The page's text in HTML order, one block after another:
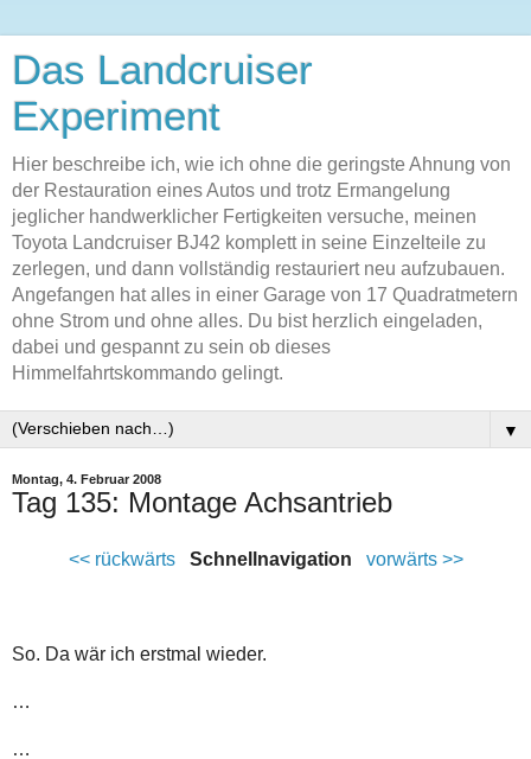
Das Landcruiser
Experiment
Hier beschreibe ich, wie ich ohne die geringste Ahnung von
der Restauration eines Autos und trotz Ermangelung
jeglicher handwerklicher Fertigkeiten versuche, meinen
Toyota Landcruiser BJ42 komplett in seine Einzelteile zu
zerlegen, und dann vollständig restauriert neu aufzubauen.
Angefangen hat alles in einer Garage von 17 Quadratmetern
ohne Strom und ohne alles. Du bist herzlich eingeladen,
dabei und gespannt zu sein ob dieses
Himmelfahrtskommando gelingt.
▼
Montag, 4. Februar 2008
Tag 135: Montage Achsantrieb
<< rückwärtsSchnellnavigation vorwärts >>
So. Da wär ich erstmal wieder.
…
…